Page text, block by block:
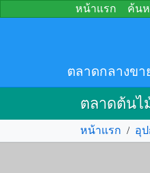
หน้าแรก ค้น
ตลาดกลางข
ตลาดต้นไ
หน้าแรก / อุ